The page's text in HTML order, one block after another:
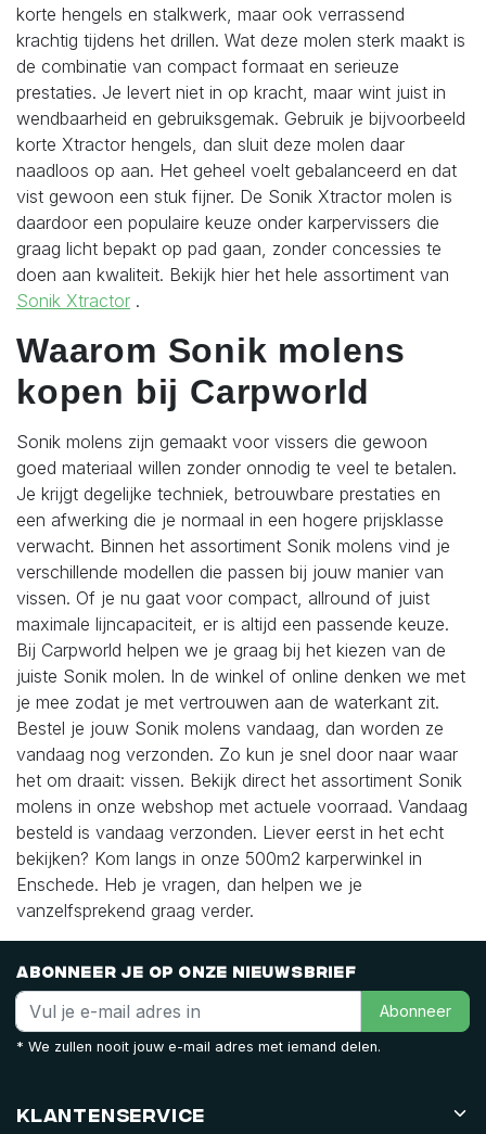
korte hengels en stalkwerk, maar ook verrassend
krachtig tijdens het drillen. Wat deze molen sterk maakt is
de combinatie van compact formaat en serieuze
prestaties. Je levert niet in op kracht, maar wint juist in
wendbaarheid en gebruiksgemak. Gebruik je bijvoorbeeld
korte Xtractor hengels, dan sluit deze molen daar
naadloos op aan. Het geheel voelt gebalanceerd en dat
vist gewoon een stuk fijner. De Sonik Xtractor molen is
daardoor een populaire keuze onder karpervissers die
graag licht bepakt op pad gaan, zonder concessies te
doen aan kwaliteit. Bekijk hier het hele assortiment van
Sonik Xtractor .
Waarom Sonik molens
kopen bij Carpworld
Sonik molens zijn gemaakt voor vissers die gewoon
goed materiaal willen zonder onnodig te veel te betalen.
Je krijgt degelijke techniek, betrouwbare prestaties en
een afwerking die je normaal in een hogere prijsklasse
verwacht. Binnen het assortiment Sonik molens vind je
verschillende modellen die passen bij jouw manier van
vissen. Of je nu gaat voor compact, allround of juist
maximale lijncapaciteit, er is altijd een passende keuze.
Bij Carpworld helpen we je graag bij het kiezen van de
juiste Sonik molen. In de winkel of online denken we met
je mee zodat je met vertrouwen aan de waterkant zit.
Bestel je jouw Sonik molens vandaag, dan worden ze
vandaag nog verzonden. Zo kun je snel door naar waar
het om draait: vissen. Bekijk direct het assortiment Sonik
molens in onze webshop met actuele voorraad. Vandaag
besteld is vandaag verzonden. Liever eerst in het echt
bekijken? Kom langs in onze 500m2 karperwinkel in
Enschede. Heb je vragen, dan helpen we je
vanzelfsprekend graag verder.
Abonneer je op onze nieuwsbrief
Abonneer
* We zullen nooit jouw e-mail adres met iemand delen.
Klantenservice